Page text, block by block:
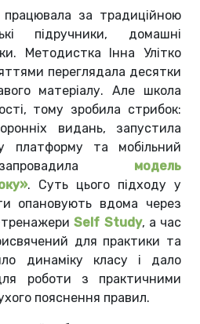
за традиційною
підручники, домашні
Методистка Інна Улітко
переглядала десятки
матеріалу. Але школа
тому зробила стрибок:
видань, запустила
платформу та мобільний
модель
. Суть цього підходу у
опановують вдома через
тренажериSelf Study, а час
для практики та
динаміку класу і дало
роботи з практичними
пояснення правил.